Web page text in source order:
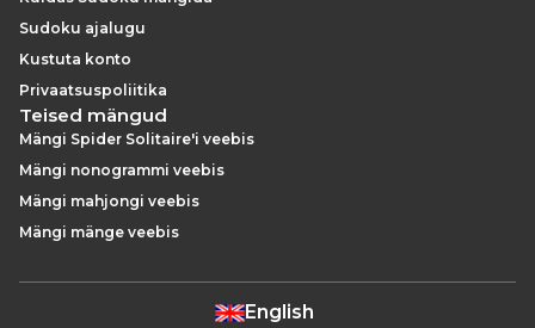
Sudoku ajalugu
Kustuta konto
Privaatsuspoliitika
Teised mängud
Mängi Spider Solitaire'i veebis
Mängi nonogrammi veebis
Mängi mahjongi veebis
Mängi mänge veebis
English